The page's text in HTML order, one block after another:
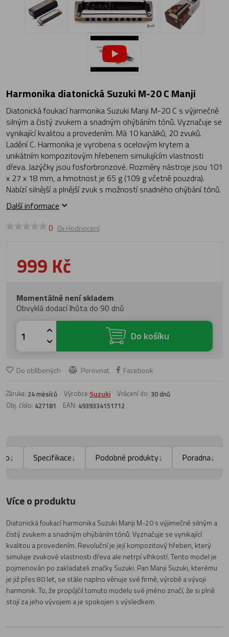
Harmonika diatonická Suzuki M-20 C Manji
Diatonická foukací harmonika Suzuki Manji M-20 C s výjimečně
silným a čistý zvukem a snadným ohýbáním tónů. Vyznačuje se
vynikající kvalitou a provedením. Má 10 kanálků, 20 zvuků.
Ladění C. Harmonika je vyrobena s ocelovým krytem a
unikátním kompozitovým hřebenem simulujícím vlastnosti
dřeva. Jazýčky jsou fosforbronzové. Rozměry nástroje jsou 101
x 27 x 18 mm, a hmotnost je 65 g (109 g včetně pouzdra).
Nabízí silnější a plnější zvuk s možností snadného ohýbání tónů.
Další informace
0 0x Hodnocení
999 Kč
Momentálně není skladem
Obvyklá dodací lhůta do 90 dnů
Do košíku
Do oblíbených Porovnat Facebook
Záruka: 24 měsíců Výrobce:Suzuki Vrácení do: 30 dnů
Obj. číslo: 427181 EAN: 4939334151712
↓ Specifikace↓ Podobné produkty↓ Poradna↓
Více o produktu
Diatonická foukací harmonika Suzuki Manji M-20 s výjimečně silným a
čistý zvukem a snadným ohýbáním tónů. Vyznačuje se vynikající
kvalitou a provedením. Revoluční je její kompozitový hřeben, který
simuluje zvukové vlastnosti dřeva ale netrpí vlhkostí. Tento model je
pojmenován po zakladateli značky Suzuki. Pan Manji Suzuki, kterému
je již přes 80 let, se stále naplno věnuje své firmě, výrobě a vývoji
harmonik. To, že propůjčil tomuto modelu své jméno značí, že si plně
stojí za jeho vývojem a je spokojen s výsledkem.